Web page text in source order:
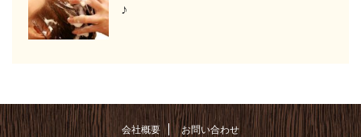
♪
会社概要 お問い合わせ